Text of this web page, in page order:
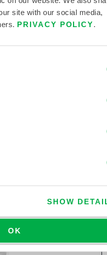
site with our social media,
PRIVACY POLICY
SHOW
OK
page.